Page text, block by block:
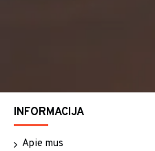
INFORMACIJA
Apie mus